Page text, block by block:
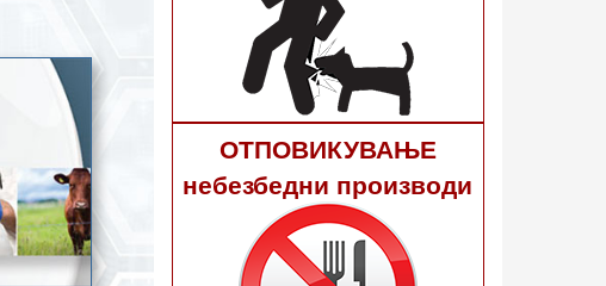
ОТПОВИКУВАЊЕ
небезбедни производи